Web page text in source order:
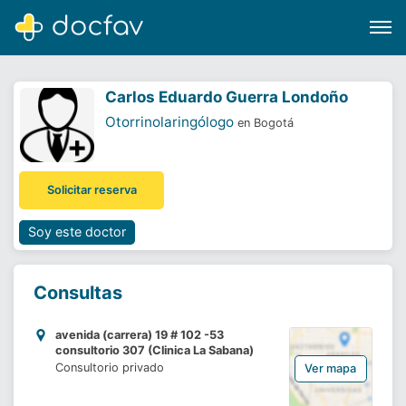
Software para clínicas
¿Eres un doctor?
Carlos Eduardo Guerra Londoño
Otorrinolaringólogo en Bogotá
Solicitar reserva
Soy este doctor
Consultas
avenida (carrera) 19 # 102 -53
consultorio 307 (Clinica La Sabana)
Consultorio privado
Ver mapa